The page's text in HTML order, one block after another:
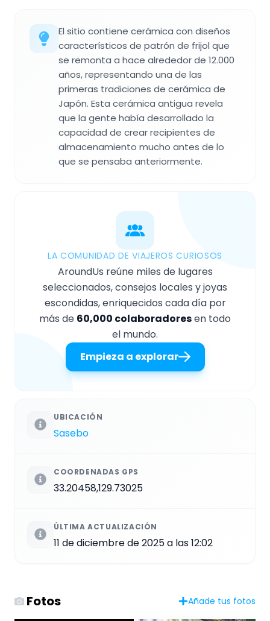
El sitio contiene cerámica con diseños
característicos de patrón de frijol que
se remonta a hace alrededor de 12.000
años, representando una de las
primeras tradiciones de cerámica de
Japón. Esta cerámica antigua revela
que la gente había desarrollado la
capacidad de crear recipientes de
almacenamiento mucho antes de lo
que se pensaba anteriormente.
LA COMUNIDAD DE VIAJEROS CURIOSOS
AroundUs reúne miles de lugares
seleccionados, consejos locales y joyas
escondidas, enriquecidos cada día por
más de 60,000 colaboradoresen todo
el mundo.
Empieza a explorar
UBICACIÓN
Sasebo
COORDENADAS GPS
33.20458,129.73025
ÚLTIMA ACTUALIZACIÓN
11 de diciembre de 2025 a las 12:02
Fotos Añade tus fotos